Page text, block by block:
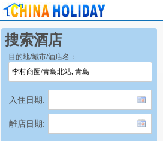
搜索酒店
目的地/城市/酒店名：
入住日期:
離店日期: